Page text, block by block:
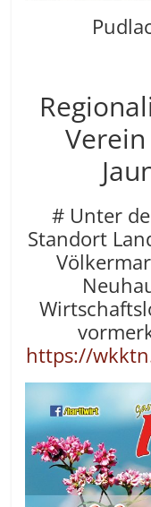
# Unter
Standort
https://